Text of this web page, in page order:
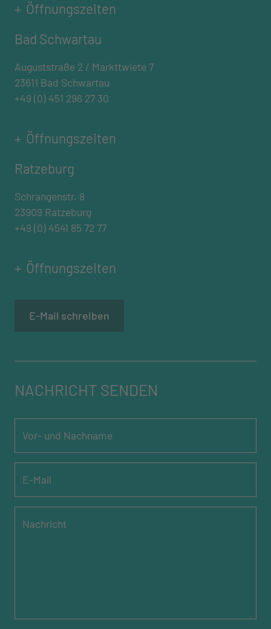
Öffnungszeiten
Bad Schwartau
Auguststraße 2 / Markttwiete 7
23611 Bad Schwartau
+49 (0) 451 296 27 30
Öffnungszeiten
Ratzeburg
Schrangenstr. 8
23909 Ratzeburg
+49 (0) 4541 85 72 77
Öffnungszeiten
E-Mail schreiben
NACHRICHT SENDEN
Vor- und Nachname*
E-Mail*
Nachricht*